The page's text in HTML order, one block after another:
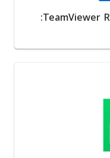
مراجعة تطبيق TeamViewer Remote Control: